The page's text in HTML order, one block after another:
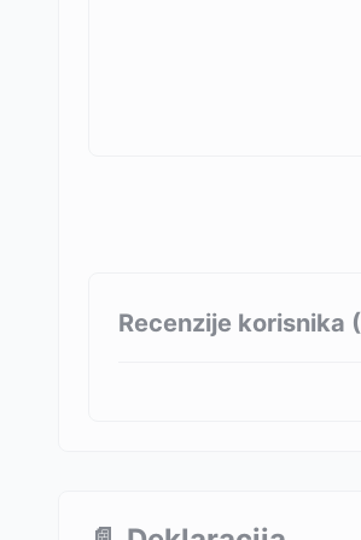
Recenzije korisnika (